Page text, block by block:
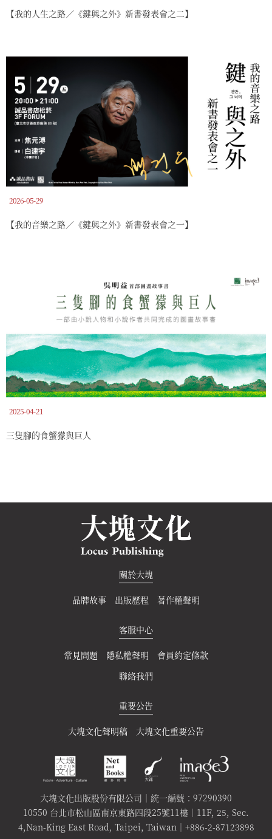
【我的人生之路／《鍵與之外》新書發表會之二】
2026-05-29
【我的音樂之路／《鍵與之外》新書發表會之一】
2025-04-21
三隻腳的食蟹獴與巨人
關於大塊
品牌故事 出版歷程 著作權聲明
客服中心
常見問題 隱私權聲明
會員約定條款
聯絡我們
重要公告
大塊文化聲明稿 大塊文化重要公告
大塊文化出版股份有限公司｜統一編號：97290390
10550 台北市松山區南京東路四段25號11樓｜11F, 25, Sec.
4,Nan-King East Road, Taipei, Taiwan｜+886-2-87123898